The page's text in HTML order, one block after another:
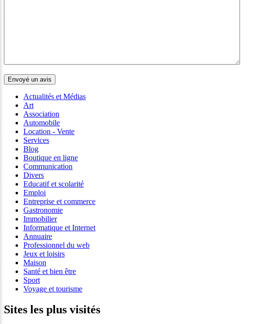
Actualités et Médias
Art
Association
Automobile
Location - Vente
Services
Blog
Boutique en ligne
Communication
Divers
Educatif et scolarité
Emploi
Entreprise et commerce
Gastronomie
Immobilier
Informatique et Internet
Annuaire
Professionnel du web
Jeux et loisirs
Maison
Santé et bien être
Sport
Voyage et tourisme
Sites les plus visités